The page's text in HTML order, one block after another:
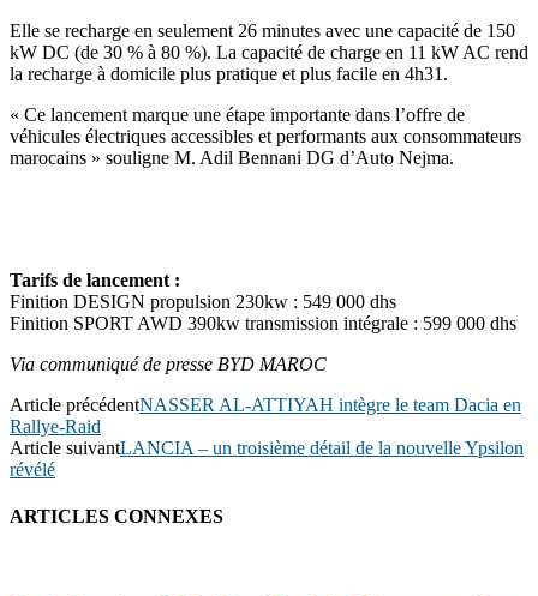
Elle se recharge en seulement 26 minutes avec une capacité de 150
kW DC (de 30 % à 80 %). La capacité de charge en 11 kW AC rend
la recharge à domicile plus pratique et plus facile en 4h31.
« Ce lancement marque une étape importante dans l’offre de
véhicules électriques accessibles et performants aux consommateurs
marocains » souligne M. Adil Bennani DG d’Auto Nejma.
Tarifs de lancement :
Finition DESIGN propulsion 230kw : 549 000 dhs
Finition SPORT AWD 390kw transmission intégrale : 599 000 dhs
Via communiqué de presse BYD MAROC
Article précédentNASSER AL-ATTIYAH intègre le team Dacia en
Rallye-Raid
Article suivantLANCIA – un troisième détail de la nouvelle Ypsilon
révélé
ARTICLES CONNEXES